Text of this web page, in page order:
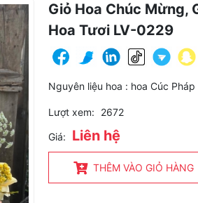
Giỏ Hoa Chúc Mừng,
Hoa Tươi LV-0229
Nguyên liệu hoa : hoa Cúc
Lượt xem: 2672
Giá: Liên hệ
THÊM VÀO GIỎ HÀNG